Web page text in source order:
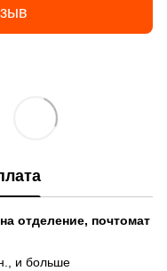
на отделение, почтомат
и больше